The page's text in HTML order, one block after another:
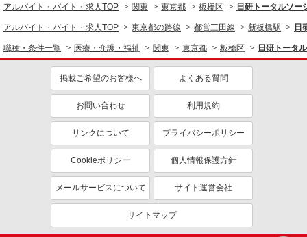
医療・介護・福祉
介護職・ヘルパー
同じ特徴から求人を探す
ミドル（40代～）活躍中
週2～3日勤務OK
深夜
交通費支給
アルバイト・バイト・求人TOP 関東 東京都 板橋区 日研トータルソ
アルバイト・バイト・求人TOP 東京都の路線 都営三田線 新板橋駅 日
職種・条件一覧 医療・介護・福祉 関東 東京都 板橋区 日研トータ
掲載ご希望のお客様へ よくある質問
お問い合わせ 利用規約
リンクについて プライバシーポリシー
Cookieポリシー 個人情報保護方針
メールサービスについて サイト運営会社
サイトマップ